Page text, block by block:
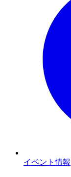
イベント情報